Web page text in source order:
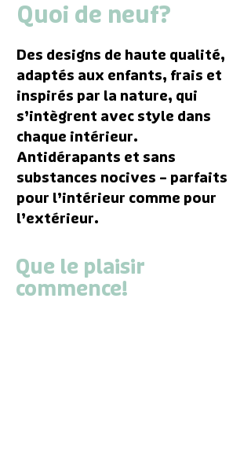
Quoi de neuf?
Des designs de haute qualité,
adaptés aux enfants, frais et
inspirés par la nature, qui
s’intègrent avec style dans
chaque intérieur.
Antidérapants et sans
substances nocives – parfaits
pour l’intérieur comme pour
l’extérieur.
Que le plaisir
commence!